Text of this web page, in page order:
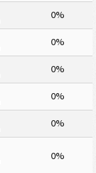
0%
0%
0%
0%
0%
0%